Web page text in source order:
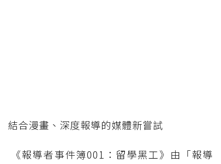
結合漫畫、深度報導的媒體新嘗試
《報導者事件簿001：留學黑工》由「報導